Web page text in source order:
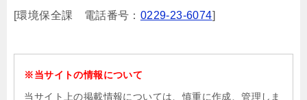
[環境保全課 電話番号： 0229-23-6074]
※当サイトの情報について
当サイト上の掲載情報については、慎重に作成、管理しま